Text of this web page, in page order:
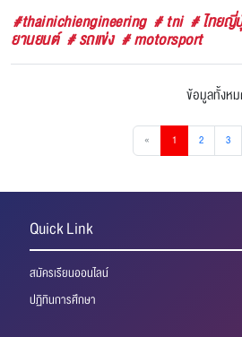
#thainichiengineering # tni # ไทยญี่
ยานยนต์ # รถแข่ง # motorsport
ข้อมูลทั้งห
« 1 2 3
Quick Link
สมัครเรียนออนไลน์
ปฏิทินการศึกษา